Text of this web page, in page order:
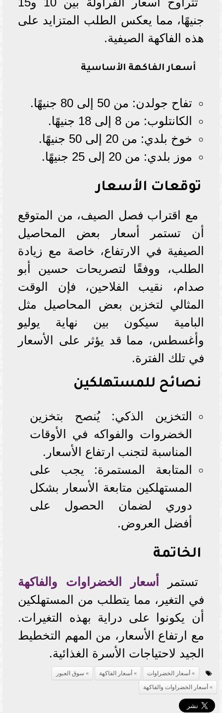
جنيهًا، مما يعكس الطلب المتزايد على
هذه الفاكهة الصيفية.
أسعار الفاكهة الأساسية
تفاح جولدن: من 50 إلى 80 جنيهًا.
الكانتلوب: من 8 إلى 18 جنيهًا.
خوخ بلدي: من 20 إلى 50 جنيهًا.
موز بلدي: من 20 إلى 25 جنيهًا.
توقعات الأسعار
مع اقتراب فصل الصيف، من المتوقع
أن تستمر أسعار بعض المحاصيل
الصيفية في الارتفاع، خاصة مع زيادة
الطلب، ووفقًا لتصريحات حسين أبو
صدام، نقيب الفلاحين، فإن الوقت
المثالي لتخزين بعض المحاصيل مثل
البامية سيكون بين نهاية يوليو
وأغسطس، مما قد يؤثر على الأسعار
في تلك الفترة.
نصائح للمستهلكين
التخزين الذكي: يُنصح بتخزين
الخضروات والفواكه في الأوقات
المناسبة لتجنب ارتفاع الأسعار.
المتابعة المستمرة: يجب على
المستهلكين متابعة الأسعار بشكل
دوري لضمان الحصول على
أفضل العروض.
الخاتمة
تستمر
أسعار الخضراوات والفاكهة
في التغير، مما يتطلب من المستهلكين
أن يكونوا على دراية بهذه التغيرات.
مع ارتفاع الأسعار، من المهم التخطيط
الجيد لاحتياجات الأسرة الغذائية.
أسعار الخضراوات أسعار الفاكهة
سوق العبور
أسعار الخضراوات والفاكهة